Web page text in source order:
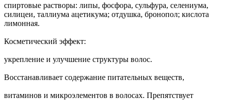
спиртовые растворы: липы, фосфора, сульфура, селениума,
силицеи, таллиума ацетикума; отдушка, бронопол; кислота
лимонная.
Косметический эффект:
укрепление и улучшение структуры волос.
Восстанавливает содержание питательных веществ,
витаминов и микроэлементов в волосах. Препятствует